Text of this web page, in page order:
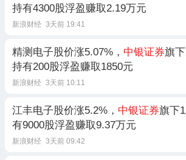
持有4300股浮盈赚取2.19万元
新浪财经 3天前 19:41
精测电子股价涨5.07%， 中银证券旗
持有200股浮盈赚取1850元
新浪财经 3天前 10:11
江丰电子股价涨5.2%， 中银证券旗下
有9000股浮盈赚取9.37万元
新浪财经 3天前 09:42